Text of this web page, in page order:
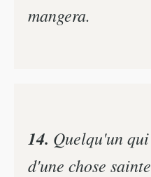
mangera.
14. Quelqu'un
d'une chose